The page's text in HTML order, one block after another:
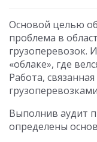
Основой целью
проблема в
грузоперевозок.
«облаке», где
Работа,
Выполнив аудит
определены